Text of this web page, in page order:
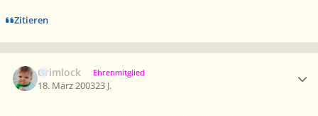
Zitieren
Grimlock Ehrenmitglied
18. März 200323 J.